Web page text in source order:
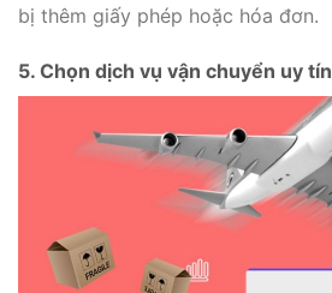
bị thêm giấy phép hoặc hóa đơn.
5. Chọn dịch vụ vận chuyển uy tín